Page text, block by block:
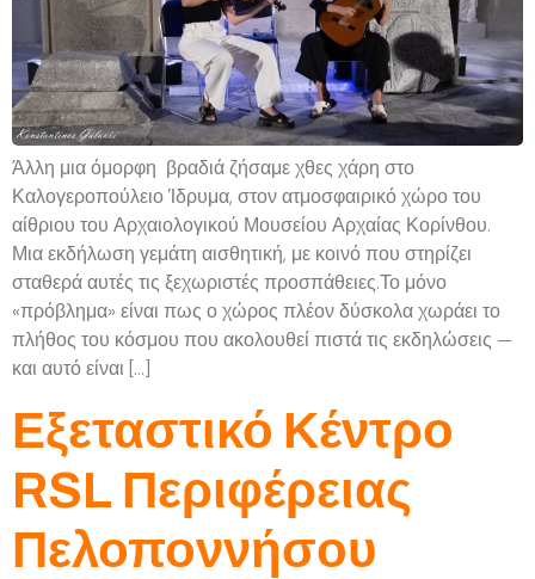
Άλλη μια όμορφη βραδιά ζήσαμε χθες χάρη στο
Καλογεροπούλειο Ίδρυμα, στον ατμοσφαιρικό χώρο του
αίθριου του Αρχαιολογικού Μουσείου Αρχαίας Κορίνθου.
Μια εκδήλωση γεμάτη αισθητική, με κοινό που στηρίζει
σταθερά αυτές τις ξεχωριστές προσπάθειες.Το μόνο
«πρόβλημα» είναι πως ο χώρος πλέον δύσκολα χωράει το
πλήθος του κόσμου που ακολουθεί πιστά τις εκδηλώσεις —
και αυτό είναι […]
Εξεταστικό Κέντρο
RSL Περιφέρειας
Πελοποννήσου